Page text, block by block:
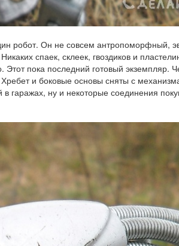
робот. Он не совсем антропоморфный,
спаек, склеек, гвоздиков и
Этот пока последний готовый
и боковые основы сняты с
гаражах, ну и некоторые соединения